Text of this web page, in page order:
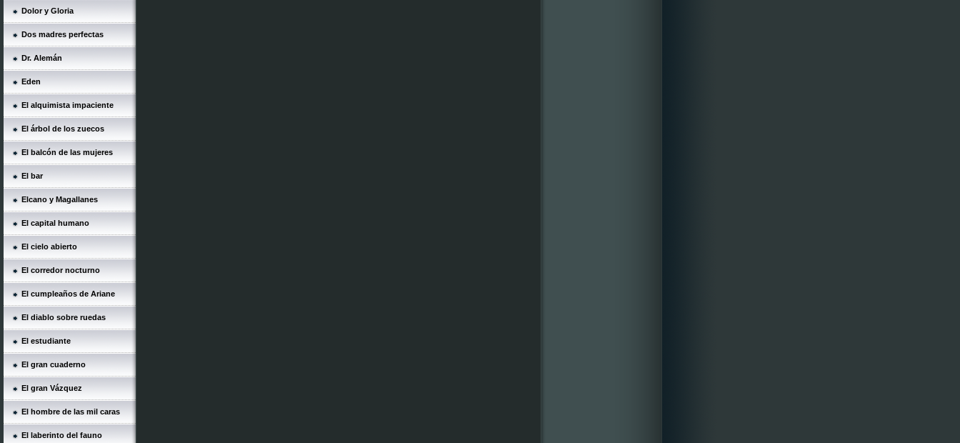
Dolor y Gloria
Dos madres perfectas
Dr. Alemán
Eden
El alquimista impaciente
El árbol de los zuecos
El balcón de las mujeres
El bar
Elcano y Magallanes
El capital humano
El cielo abierto
El corredor nocturno
El cumpleaños de Ariane
El diablo sobre ruedas
El estudiante
El gran cuaderno
El gran Vázquez
El hombre de las mil caras
El laberinto del fauno